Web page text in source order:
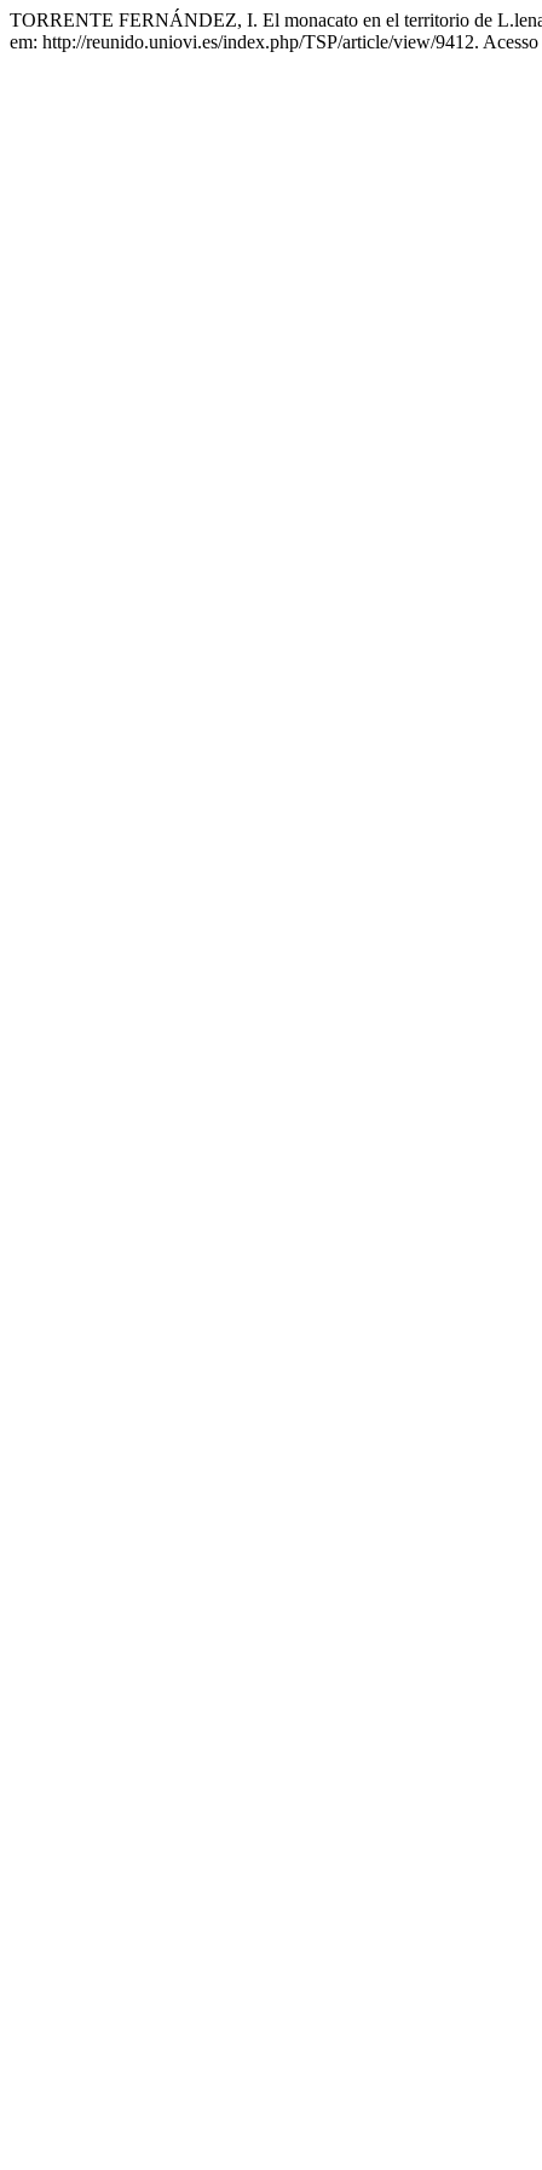
TORRENTE FERNÁNDEZ, I. El monacato en el territorio de
em: http://reunido.uniovi.es/index.php/TSP/article/view/9412.